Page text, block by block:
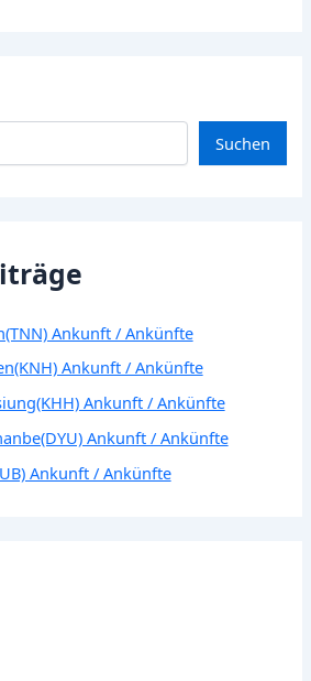
Suchen
Ankunft / Ankünfte
Ankunft / Ankünfte
Ankunft / Ankünfte
Ankunft / Ankünfte
Ankunft / Ankünfte